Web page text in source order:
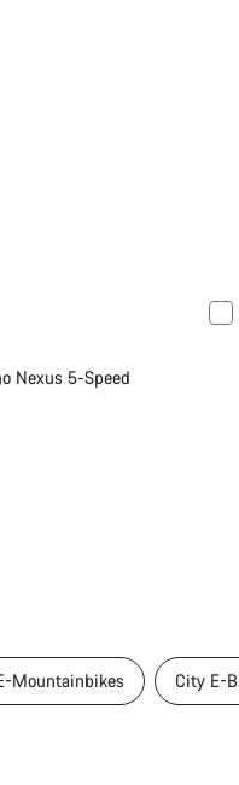
Nexus 5-Speed
Mountainbikes City E-